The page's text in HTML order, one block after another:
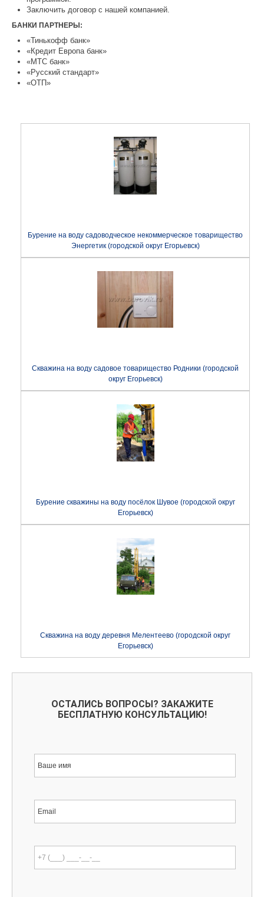
Заключить договор с нашей компанией.
БАНКИ ПАРТНЕРЫ:
«Тинькофф банк»
«Кредит Европа банк»
«МТС банк»
«Русский стандарт»
«ОТП»
Бурение на воду садоводческое некоммерческое товарищество
Энергетик (городской округ Егорьевск)
Скважина на воду садовое товарищество Родники (городской
округ Егорьевск)
Бурение скважины на воду посёлок Шувое (городской округ
Егорьевск)
Скважина на воду деревня Мелентеево (городской округ
Егорьевск)
ОСТАЛИСЬ ВОПРОСЫ? ЗАКАЖИТЕ
БЕСПЛАТНУЮ КОНСУЛЬТАЦИЮ!